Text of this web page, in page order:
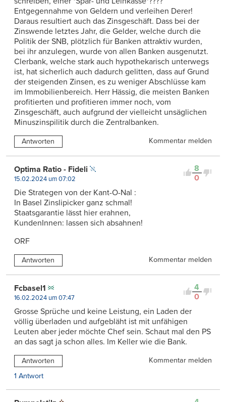
Entgegennahme von Geldern und verleihen Derer!
Daraus resultiert auch das Zinsgeschäft. Dass bei der
Zinswende letztes Jahr, die Gelder, welche durch die
Politik der SNB, plötzlich für Banken attraktiv wurden,
bei ihr anzulegen, wurde von allen Banken ausgenutzt.
Clerbank, welche stark auch hypothekarisch unterwegs
ist, hat sicherlich auch dadurch gelitten, dass auf Grund
der steigenden Zinsen, es zu weniger Abschlüsse kam
im Immobilienbereich. Herr Hässig, die meisten Banken
profitierten und profitieren immer noch, vom
Zinsgeschäft, auch aufgrund der vielleicht unsäglichen
Minuszinspilitik durch die Zentralbanken.
Antworten Kommentar melden
8
0
Optima Ratio - Fideli
15.02.2024 um 07:02
Die Strategen von der Kant-O-Nal :
In Basel Zinslipicker ganz schmal!
Staatsgarantie lässt hier erahnen,
KundenInnen: lassen sich absahnen!
ORF
Antworten Kommentar melden
4
0
Fcbasel1
16.02.2024 um 07:47
Grosse Sprüche und keine Leistung, ein Laden der
völlig überladen und aufgebläht ist mit unfähigen
Leuten aber jeder möchte Chef sein. Schaut mal den PS
an das sagt ja schon alles. Im Keller wie die Bank.
Antworten
Kommentar melden
1 Antwort